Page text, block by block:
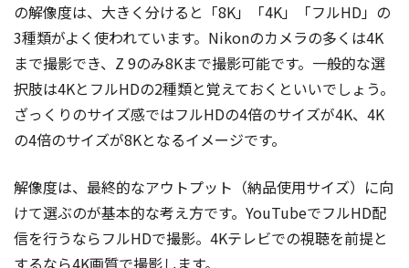
の解像度は、大きく分けると「8K」「4K」「フルHD」の
3種類がよく使われています。Nikonのカメラの多くは4K
まで撮影でき、Z 9のみ8Kまで撮影可能です。一般的な選
択肢は4KとフルHDの2種類と覚えておくといいでしょう。
ざっくりのサイズ感ではフルHDの4倍のサイズが4K、4K
の4倍のサイズが8Kとなるイメージです。
解像度は、最終的なアウトプット（納品使用サイズ）に向
けて選ぶのが基本的な考え方です。YouTubeでフルHD配
信を行うならフルHDで撮影。4Kテレビでの視聴を前提と